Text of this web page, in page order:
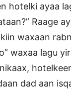
hotelki ayaa
Raage
waxaan
waxaa lagu
dad aan